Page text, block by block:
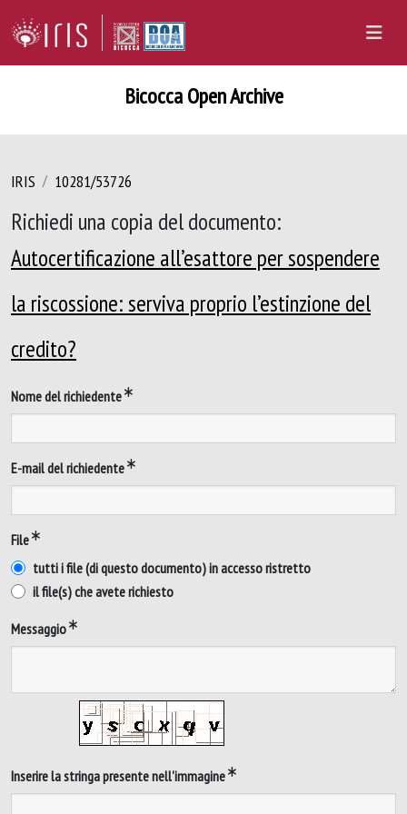
Bicocca Open Archive
IRIS 10281/53726
Richiedi una copia del documento:
Autocertificazione all’esattore per sospendere
la riscossione: serviva proprio l’estinzione del
credito?
Nome del richiedente
E-mail del richiedente
File
tutti i file (di questo documento) in accesso ristretto
il file(s) che avete richiesto
Messaggio
Inserire la stringa presente nell'immagine